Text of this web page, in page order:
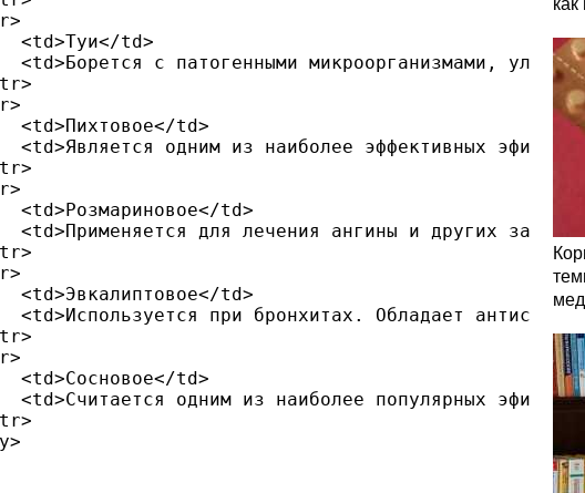
<td>Туи</td>
<td>Борется с патогенными микроорганизмами,
<td>Пихтовое</td>
<td>Является одним из наиболее эффективных
<td>Розмариновое</td>
<td>Применяется для лечения ангины и других
<td>Эвкалиптовое</td>
<td>Используется при бронхитах. Обладает
<td>Сосновое</td>
<td>Считается одним из наиболее популярных